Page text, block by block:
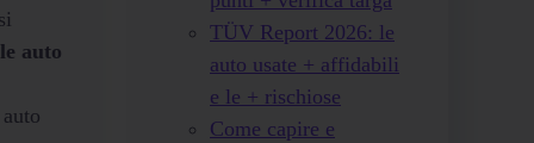
auto
TÜV Report 2026: le
auto usate + affidabili
e le + rischiose
Come capire e